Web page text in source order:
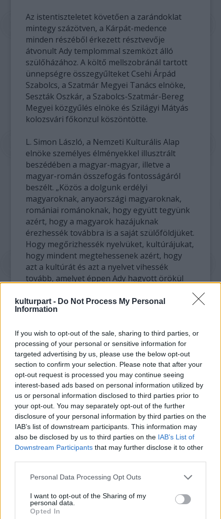
kulturpart - Do Not Process My Personal
Information
If you wish to opt-out of the sale, sharing to third parties, or
processing of your personal or sensitive information for
targeted advertising by us, please use the below opt-out
section to confirm your selection. Please note that after your
opt-out request is processed you may continue seeing
interest-based ads based on personal information utilized by
us or personal information disclosed to third parties prior to
your opt-out. You may separately opt-out of the further
disclosure of your personal information by third parties on the
IAB’s list of downstream participants. This information may
also be disclosed by us to third parties on the IAB’s List of
Downstream Participants that may further disclose it to other
Please note that this website/app uses one or more Google
not limited to your visit or usage behaviour. You may click to
grant or deny consent to Google and its third-party tags to
use your data for below specified purposes in below Google
Personal Data Processing Opt Outs
I want to opt-out of the Sharing of my
personal data.
Opted In
Az istentiszteletet követően a zarándoklat
mintegy százötven, a Kárpát-medence
minden részéből érkezett résztvevője
átvonult Ady templommal szemközt álló
szülőházához. A költő mellszobránál tartott
ünnepségre összegyűlteket Csehi Árpád
Szabolcs, a Szatmár Megyei Tanács elnöke,
Seszták Oszkár, a Szabolcs-Szatmár-Bereg
Megyei közgyűlés elnöke és Szilágyi Mátyás
kolozsvári főkonzul köszöntötte.
L. Simon László, a Nemzeti Kulturális Alap
elnöke személyes élményekkel illusztrált
beszédében a magyar-magyar, illetve a
magyar-román összefogás fontosságáról
beszélt. „Közös a dolgunk erdélyi
magyaroknak, anyaországi magyaroknak,
romániai románoknak, hogy együtt tegyünk
azért, hogy a magyarok hazájuknak
érezhessék továbbra is a saját szülőföldjüket.
Hogy megőrizhessék nyelvüket, kultúrájukat,
hogy mindent megtehessenek azért, hogy
azt a kultúrát és azt a nyelvet vihessék
tovább, amelyet éppen Ady hagyott örökül
Adyt a felelős politizálás megtestesítőjének
nevezte. Megítélése szerint ebből az
felvilágosult nemzeti politikához.
Szili Katalin független országgyűlési
képviselő, az Országgyűlés nemzeti
összetartozás bizottságának alelnöke
kijelentette: Ady egyszerre volt magyar és
európai, aki minden el akart mondani, ami
egy mai magyart is hajthat. Szerinte nem
szabad ölbe tett kézzel ülnünk, formálnunk
kell a sorsunkat, legyen szó a jólétünk
megteremtéséről vagy
autonómiatörekvésekről. "Össze kell fogni,
hangoztatta.
Tőkés László, az Európai Parlament alelnöke